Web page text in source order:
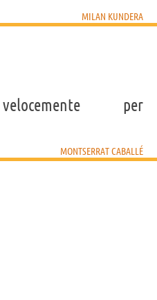
MILAN KUNDERA
per
MONTSERRAT CABALLÉ